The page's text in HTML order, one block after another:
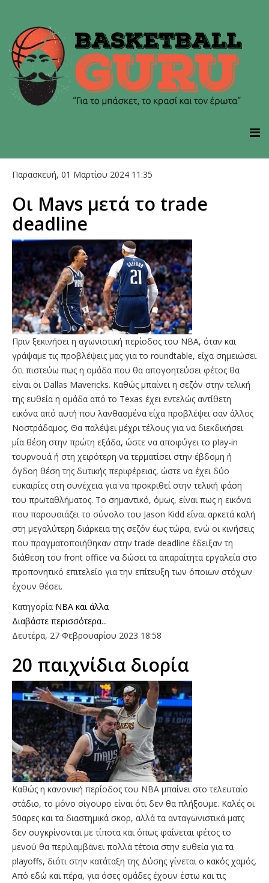
Παρασκευή, 01 Μαρτίου 2024 11:35
Οι Mavs μετά το trade
deadline
Πριν ξεκινήσει η αγωνιστική περίοδος του ΝΒΑ, όταν και
γράψαμε τις προβλέψεις μας για το roundtable, είχα σημειώσει
ότι πιστεύω πως η ομάδα που θα απογοητεύσει φέτος θα
είναι οι Dallas Mavericks. Καθώς μπαίνει η σεζόν στην τελική
της ευθεία η ομάδα από το Texas έχει εντελώς αντίθετη
εικόνα από αυτή που λανθασμένα είχα προβλέψει σαν άλλος
Νοστράδαμος. Θα παλέψει μέχρι τέλους για να διεκδικήσει
μία θέση στην πρώτη εξάδα, ώστε να αποφύγει το play-in
τουρνουά ή στη χειρότερη να τερματίσει στην έβδομη ή
όγδοη θέση της δυτικής περιφέρειας, ώστε να έχει δύο
ευκαιρίες στη συνέχεια για να προκριθεί στην τελική φάση
του πρωταθλήματος. Το σημαντικό, όμως, είναι πως η εικόνα
που παρουσιάζει το σύνολο του Jason Kidd είναι αρκετά καλή
στη μεγαλύτερη διάρκεια της σεζόν έως τώρα, ενώ οι κινήσεις
που πραγματοποιήθηκαν στην trade deadline έδειξαν τη
διάθεση του front office να δώσει τα απαραίτητα εργαλεία στο
προπονητικό επιτελείο για την επίτευξη των όποιων στόχων
έχουν θέσει.
Κατηγορία NBA και άλλα
Διαβάστε περισσότερα...
Δευτέρα, 27 Φεβρουαρίου 2023 18:58
20 παιχνίδια διορία
Καθώς η κανονική περίοδος του ΝΒΑ μπαίνει στo τελευταίο
στάδιο, το μόνο σίγουρο είναι ότι δεν θα πλήξουμε. Καλές οι
50αρες και τα διαστημικά σκορ, αλλά τα ανταγωνιστικά ματς
δεν συγκρίνονται με τίποτα και όπως φαίνεται φέτος το
μενού θα περιλαμβάνει πολλά τέτοια στην ευθεία για τα
playoffs, διότι στην κατάταξη της Δύσης γίνεται ο κακός χαμός.
Από εδώ και πέρα, για όσες ομάδες έχουν έστω και τις